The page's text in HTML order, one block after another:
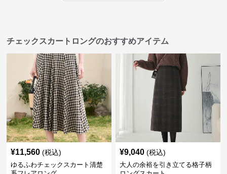
チェックスカートロングのおすすめアイテム
¥11,560 (税込)
ゆるふわチェックスカート清楚
¥9,040 (税込)
大人の余裕を引き立てる格子柄